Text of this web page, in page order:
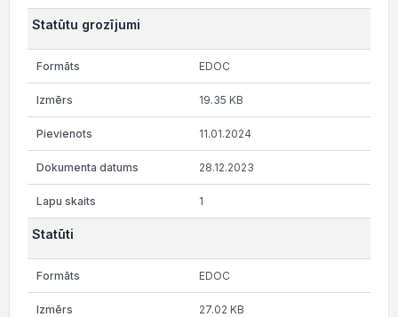
Statūtu grozījumi
EDOC
19.35 KB
11.01.2024
28.12.2023
1
Statūti
EDOC
27.02 KB